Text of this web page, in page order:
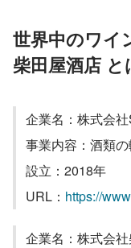
世界中のワイ
柴田屋酒店 と
企業名：株式会
事業内容：酒類
設立：2018年
URL： https://
企業名：株式会